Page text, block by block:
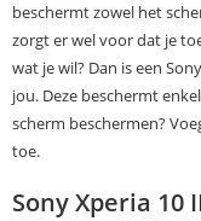
beschermt zowel het
zorgt er wel voor dat je
wat je wil? Dan is een
jou. Deze beschermt
scherm beschermen?
toe.
Sony Xperia 10